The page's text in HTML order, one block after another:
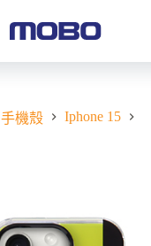
手機殼
Iphone 15